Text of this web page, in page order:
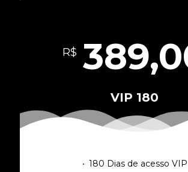
R$
VIP 180
180 Dias de acesso VIP